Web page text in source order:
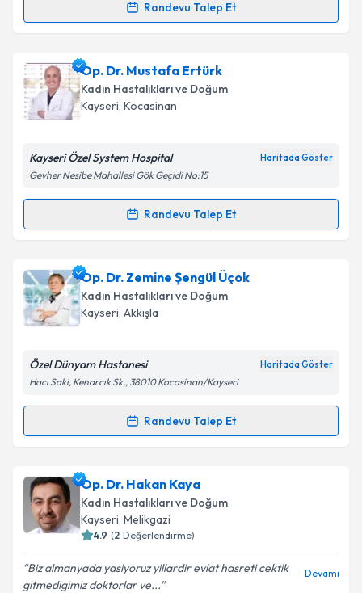
Takvim Talebini Gönder
Randevu Talep Et
Randevu Takvimi Talebi
Op. Dr. Mustafa Oğuz Yılmaziçin randevu takvimi
talebi oluşturun. Size bu uzmandan randevu almanız
için bir takvim hazırlandığında e-posta ile
bilgilendireceğiz.
E-posta Adresiniz
Kişisel verilerimin işlenmesine ilişkinAydınlatma
kapsamda işlenmesini kabul ediyorum.
Takvim Talebini Gönder
Op. Dr. Mustafa Ertürk
Kadın Hastalıkları ve Doğum
Kayseri, Kocasinan
Kayseri Özel System Hospital Haritada Göster
Gevher Nesibe Mahallesi Gök Geçidi No:15
Randevu Talep Et
Randevu Takvimi Talebi
Op. Dr. Mustafa Ertürkiçin randevu takvimi talebi
oluşturun. Size bu uzmandan randevu almanız için bir
takvim hazırlandığında e-posta ile bilgilendireceğiz.
Kişisel verilerimin işlenmesine ilişkin
Metni'ni okudum ve kişisel verilerimin belirtilen
Takvim Talebini Gönder
Op. Dr. Zemine Şengül Üçok
Kadın Hastalıkları ve Doğum
Kayseri, Akkışla
Özel Dünyam Hastanesi Haritada Göster
Hacı Saki, Kenarcık Sk., 38010 Kocasinan/Kayseri
Randevu Talep Et
Randevu Takvimi Talebi
Op. Dr. Zemine Şengül Üçok
talebi oluşturun. Size bu uzmandan randevu almanız
için bir takvim hazırlandığında e-posta ile
bilgilendireceğiz.
E-posta Adresiniz
Op. Dr. Hakan Kaya
Kadın Hastalıkları ve Doğum
Kayseri, Melikgazi
4.9 (2 Değerlendirme)
Biz almanyada yasiyoruz yillardir evlat hasreti cektik
gitmedigimiz doktorlar ve...
Devamı